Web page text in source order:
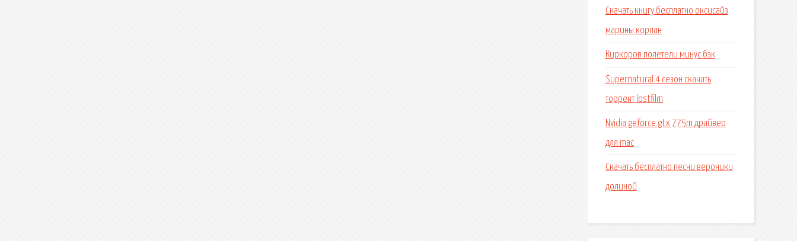
Скачать книгу бесплатно оксисайз
марины корпан
Киркоров полетели минус бэк
Supernatural 4 сезон скачать
торрент lostfilm
Nvidia geforce gtx 775m драйвер
для mac
Скачать бесплатно песни вероники
долиной